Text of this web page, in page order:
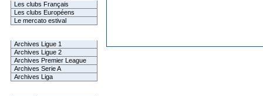
Les clubs Français
Les clubs Européens
Le mercato estival
Archives Ligue 1
Archives Ligue 2
Archives Premier League
Archives Serie A
Archives Liga